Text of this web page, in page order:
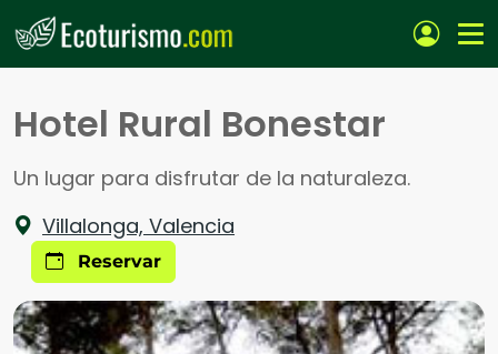
Pasar al contenido principal
Hotel Rural Bonestar
Un lugar para disfrutar de la naturaleza.
Villalonga, Valencia
Reservar